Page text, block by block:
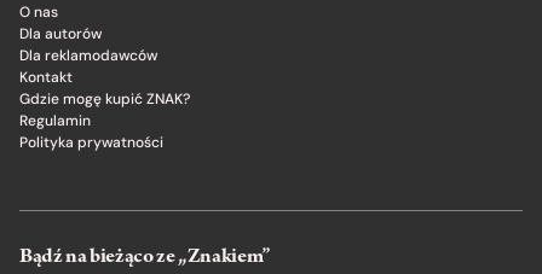
O nas
Dla autorów
Dla reklamodawców
Kontakt
Gdzie mogę kupić ZNAK?
Regulamin
Polityka prywatności
Bądź na bieżąco ze „Znakiem”